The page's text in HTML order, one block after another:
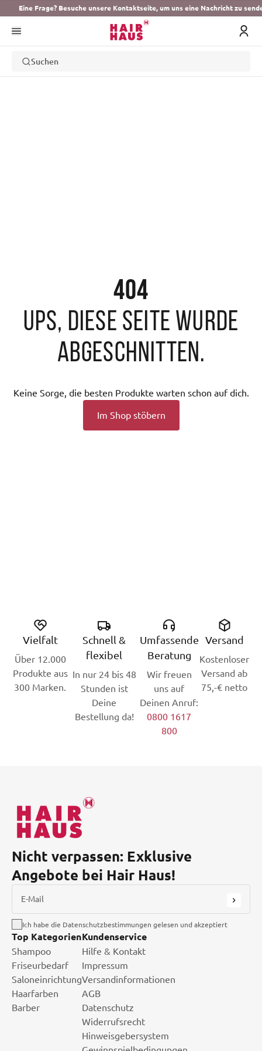
Eine Frage? Besuche unsere Kontaktseite, um uns eine Nachricht zu
Suchen
404
Ups, diese Seite wurde
abgeschnitten.
Keine Sorge, die besten Produkte warten schon auf dich.
Im Shop stöbern
Vielfalt
Über 12.000
Produkte aus
300 Marken.
Schnell &
flexibel
In nur 24 bis 48
Stunden ist
Deine
Bestellung da!
Umfassende
Beratung
Wir freuen
uns auf
Deinen Anruf:
0800 1617
800
Versand
Kostenloser
Versand ab
75,-€ netto
Nicht verpassen: Exklusive
Angebote bei Hair Haus!
E-Mail
Ich habe die Datenschutzbestimmungen gelesen und akzeptiert
Top Kategorien
Shampoo
Friseurbedarf
Saloneinrichtung
Haarfarben
Barber
Kundenservice
Hilfe & Kontakt
Impressum
Versandinformationen
AGB
Datenschutz
Widerrufsrecht
Hinweisgebersystem